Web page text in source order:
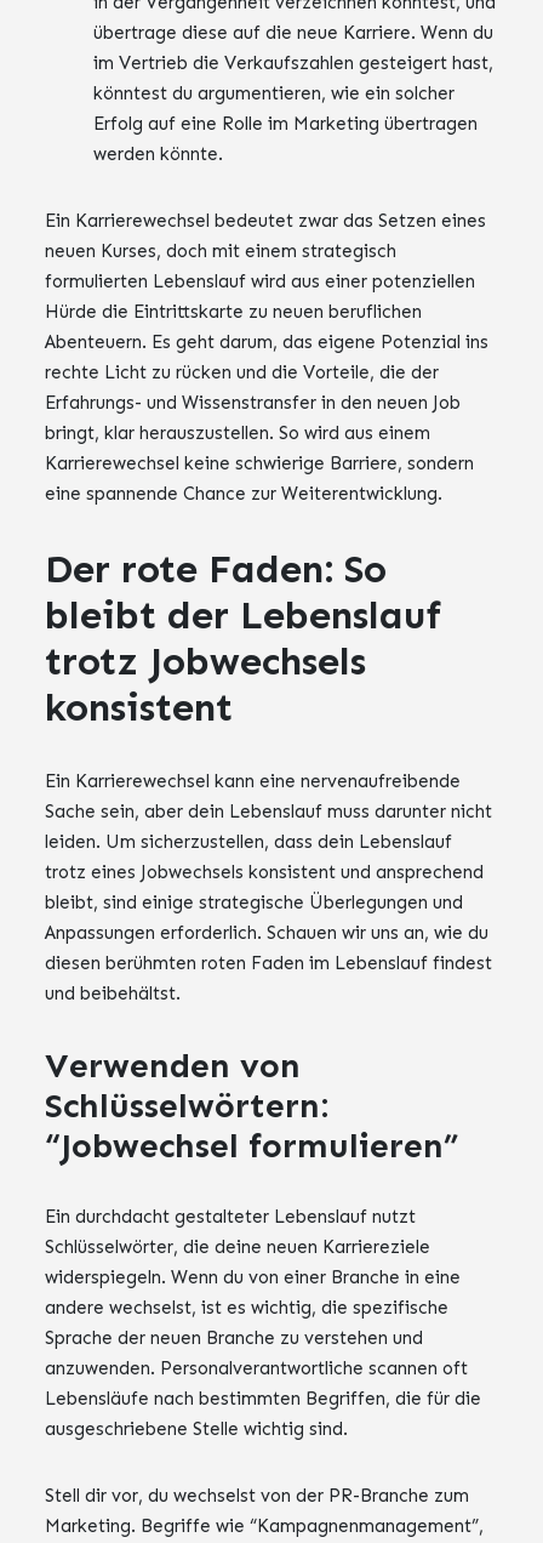
übertrage diese auf die neue Karriere. Wenn du
im Vertrieb die Verkaufszahlen gesteigert hast,
könntest du argumentieren, wie ein solcher
Erfolg auf eine Rolle im Marketing übertragen
werden könnte.
Ein Karrierewechsel bedeutet zwar das Setzen eines
neuen Kurses, doch mit einem strategisch
formulierten Lebenslauf wird aus einer potenziellen
Hürde die Eintrittskarte zu neuen beruflichen
Abenteuern. Es geht darum, das eigene Potenzial ins
rechte Licht zu rücken und die Vorteile, die der
Erfahrungs- und Wissenstransfer in den neuen Job
bringt, klar herauszustellen. So wird aus einem
Karrierewechsel keine schwierige Barriere, sondern
eine spannende Chance zur Weiterentwicklung.
Der rote Faden: So
bleibt der Lebenslauf
trotz Jobwechsels
konsistent
Ein Karrierewechsel kann eine nervenaufreibende
Sache sein, aber dein Lebenslauf muss darunter nicht
leiden. Um sicherzustellen, dass dein Lebenslauf
trotz eines Jobwechsels konsistent und ansprechend
bleibt, sind einige strategische Überlegungen und
Anpassungen erforderlich. Schauen wir uns an, wie du
diesen berühmten roten Faden im Lebenslauf findest
und beibehältst.
Verwenden von
Schlüsselwörtern:
“Jobwechsel formulieren”
Ein durchdacht gestalteter Lebenslauf nutzt
Schlüsselwörter, die deine neuen Karriereziele
widerspiegeln. Wenn du von einer Branche in eine
andere wechselst, ist es wichtig, die spezifische
Sprache der neuen Branche zu verstehen und
anzuwenden. Personalverantwortliche scannen oft
Lebensläufe nach bestimmten Begriffen, die für die
ausgeschriebene Stelle wichtig sind.
Stell dir vor, du wechselst von der PR-Branche zum
Marketing. Begriffe wie “Kampagnenmanagement”,